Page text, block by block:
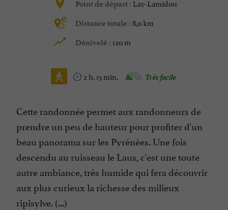
Point de départ : Lay-Lamidou
Distance totale : 8,0 km
Dénivelé : 120 m
2 h. 15 min. Très facile
Cette randonnée permet aux randonneurs de
prendre un peu de hauteur pour profiter d'un
beau panorama sur les Pyrénées. Une fois
descendu au ruisseau le Laus, c'est une toute
autre ambiance, très humide qui fera découvrir
aux plus curieux la richesse des milieux
ripisylve. (...)